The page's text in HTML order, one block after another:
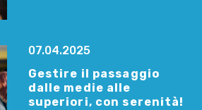
07.04.2025
Gestire il passaggio
dalle medie alle
superiori, con serenità!